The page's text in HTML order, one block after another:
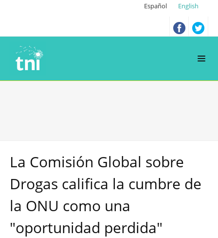
Español English
La Comisión Global sobre
Drogas califica la cumbre de
la ONU como una
"oportunidad perdida"